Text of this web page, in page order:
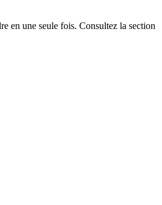
en une seule fois. Consultez la section